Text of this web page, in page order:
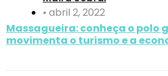
• abril 2, 2022
Massagueira: conheça o polo
movimenta o turismo e a